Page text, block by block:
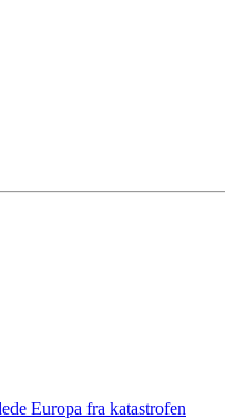
Europa fra katastrofen